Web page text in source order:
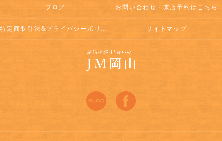
ブログ お問い合わせ・来店予約はこちら
特定商取引法&プライバシーポリシー サイトマップ